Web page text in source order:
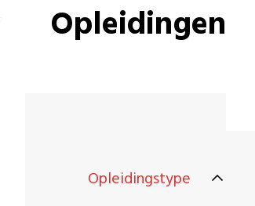
Opleidingen
Opleidingstype